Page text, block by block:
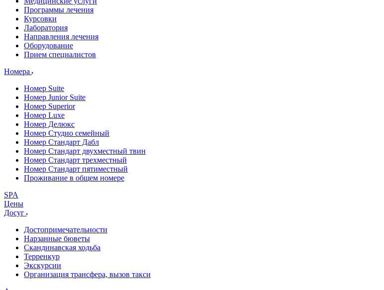
Программы лечения
Курсовки
Лаборатория
Направления лечения
Оборудование
Прием специалистов
Номера
Номер Suite
Номер Junior Suite
Номер Superior
Номер Luxe
Номер Делюкс
Номер Студио семейный
Номер Стандарт Дабл
Номер Стандарт двухместный твин
Номер Стандарт трехместный
Номер Стандарт пятиместный
Проживание в общем номере
SPA
Цены
Досуг
Достопримечательности
Нарзанные бюветы
Скандинавская ходьба
Терренкур
Экскурсии
Организация трансфера, вызов такси